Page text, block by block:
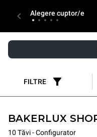
Alegere cuptor/e
FILTRE
BAKERLUX
10 Tăvi - Configurator